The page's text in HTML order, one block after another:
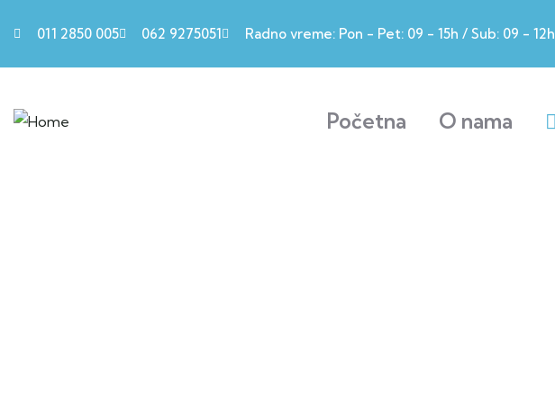
011 2850 005 062 9275051 Radno vreme: Pon - Pet: 09 - 15h / Sub: 09 - 12h
Početna O nama